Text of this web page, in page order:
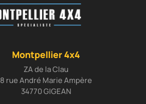
Montpellier 4x4
ZA de la Clau
8 rue André Marie Ampère
34770 GIGEAN